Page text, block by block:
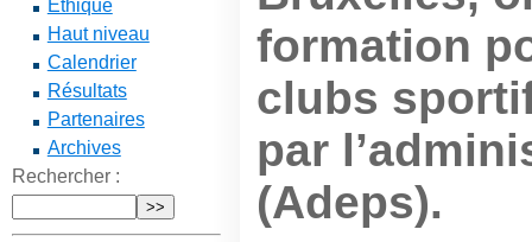
Ethique
Haut niveau
Calendrier
Résultats
Partenaires
Archives
Rechercher :
formation
clubs
par
(Adeps).